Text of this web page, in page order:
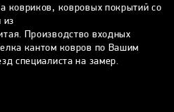
ковриков, ковровых покрытий со
из
Производство входных
кантом ковров по Вашим
специалиста на замер.